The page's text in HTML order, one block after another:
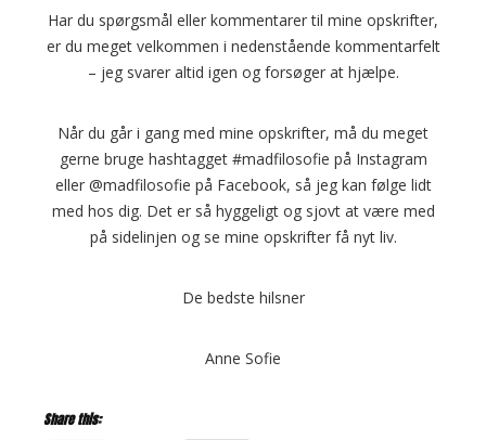
Har du spørgsmål eller kommentarer til mine opskrifter,
er du meget velkommen i nedenstående kommentarfelt
– jeg svarer altid igen og forsøger at hjælpe.
Når du går i gang med mine opskrifter, må du meget
gerne bruge hashtagget #madfilosofie på Instagram
eller @madfilosofie på Facebook, så jeg kan følge lidt
med hos dig. Det er så hyggeligt og sjovt at være med
på sidelinjen og se mine opskrifter få nyt liv.
De bedste hilsner
Anne Sofie
Share this: